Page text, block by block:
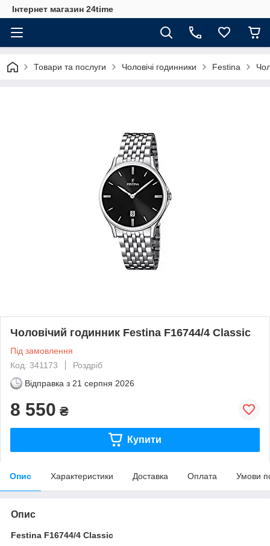
Інтернет магазин 24time
Товари та послуги Чоловічі годинники Festina
Чоловічий годинник Festina F16744/4 Classic
Під замовлення
Код: 341173
Роздріб
Відправка з 21 серпня 2026
8 550 ₴
Купити
Опис Характеристики Доставка Оплата Умови
Опис
Festina F16744/4 Classic